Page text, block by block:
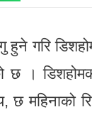
हुने गरि
छ ।
छ महिनाको